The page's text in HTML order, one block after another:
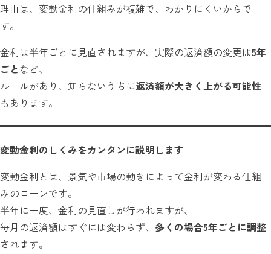
理由は、変動金利の仕組みが複雑で、わかりにくいからで
す。
金利は半年ごとに見直されますが、実際の返済額の変更は5年
ごと など、
ルールがあり、知らないうちに返済額が大きく上がる可能性
もあります。
変動金利のしくみをカンタンに説明します
変動金利とは、景気や市場の動きによって金利が変わる仕組
みのローンです。
半年に一度、金利の見直しが行われますが、
毎月の返済額はすぐには変わらず、 多くの場合5年ごとに調整
されます。